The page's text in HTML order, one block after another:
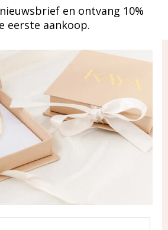
en ontvang 10%
eerste aankoop.